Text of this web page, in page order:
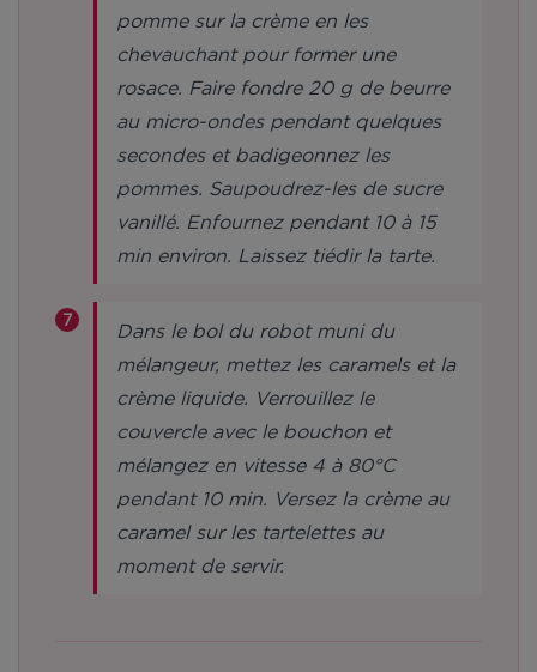
pomme sur la crème en les
chevauchant pour former une
rosace. Faire fondre 20 g de beurre
au micro-ondes pendant quelques
secondes et badigeonnez les
pommes. Saupoudrez-les de sucre
vanillé. Enfournez pendant 10 à 15
min environ. Laissez tiédir la tarte.
Dans le bol du robot muni du
mélangeur, mettez les caramels et la
crème liquide. Verrouillez le
couvercle avec le bouchon et
mélangez en vitesse 4 à 80°C
pendant 10 min. Versez la crème au
caramel sur les tartelettes au
moment de servir.